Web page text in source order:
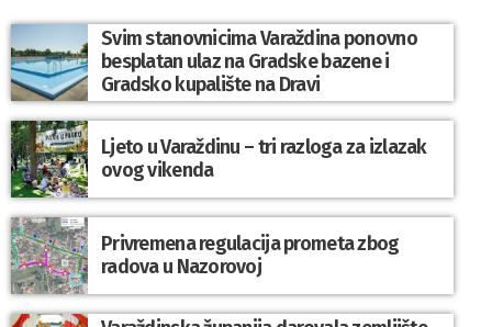
Svim stanovnicima Varaždina ponovno
besplatan ulaz na Gradske bazene i
Gradsko kupalište na Dravi
Ljeto u Varaždinu – tri razloga za izlazak
ovog vikenda
Privremena regulacija prometa zbog
radova u Nazorovoj